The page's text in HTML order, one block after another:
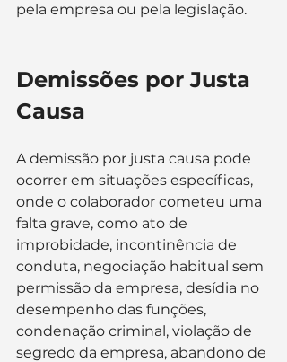
pela empresa ou pela legislação.
Demissões por Justa
Causa
A demissão por justa causa pode
ocorrer em situações específicas,
onde o colaborador cometeu uma
falta grave, como ato de
improbidade, incontinência de
conduta, negociação habitual sem
permissão da empresa, desídia no
desempenho das funções,
condenação criminal, violação de
segredo da empresa, abandono de